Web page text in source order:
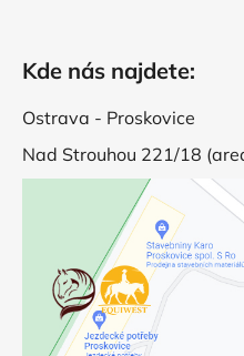
Kde nás najdete:
Ostrava - Proskovice
Nad Strouhou 221/18